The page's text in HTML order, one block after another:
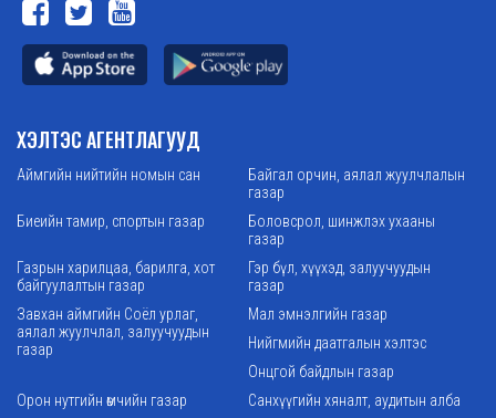
ХЭЛТЭС АГЕНТЛАГУУД
Аймгийн нийтийн номын сан
Байгал орчин, аялал жуулчлалын
газар
Биеийн тамир, спортын газар
Боловсрол, шинжлэх ухааны
газар
Газрын харилцаа, барилга, хот
байгуулалтын газар
Гэр бүл, хүүхэд, залуучуудын
газар
Завхан аймгийн Соёл урлаг,
аялал жуулчлал, залуучуудын
газар
Мал эмнэлгийн газар
Нийгмийн даатгалын хэлтэс
Онцгой байдлын газар
Орон нутгийн өмчийн газар
Санхүүгийн хяналт, аудитын алба